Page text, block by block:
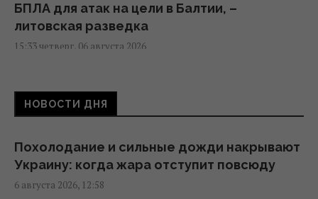
БПЛА для атак на цели в Балтии, –
литовская разведка
15:33 четверг, 06 августа 2026
Дрон со взрывчаткой возле украинского
Ан-24 в Лейпциге: пострадали ли самолет и
13:13 четверг, 06 августа 2026
"Незаметные" российские диверсии: война
НОВОСТИ ДНЯ
Похолодание и сильные дожди накрывают
Украину: когда жара отступит повсюду
6 августа 2026, 12:58